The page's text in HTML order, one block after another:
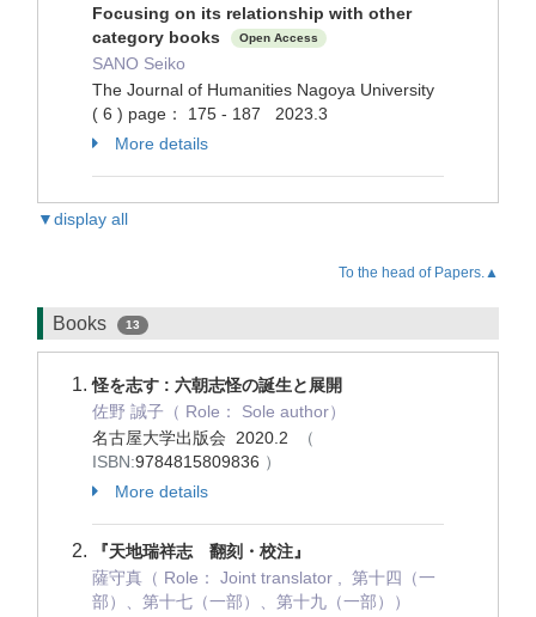
Focusing on its relationship with other
category books
Open Access
SANO Seiko
The Journal of Humanities Nagoya University
( 6 ) page： 175 - 187 2023.3
More details
▼display all
To the head of Papers.▲
Books 13
怪を志す : 六朝志怪の誕生と展開
佐野 誠子（ Role： Sole author）
名古屋大学出版会 2020.2
（
ISBN:9784815809836 ）
More details
『天地瑞祥志 翻刻・校注』
薩守真（ Role： Joint translator , 第十四（一
部）、第十七（一部）、第十九（一部））